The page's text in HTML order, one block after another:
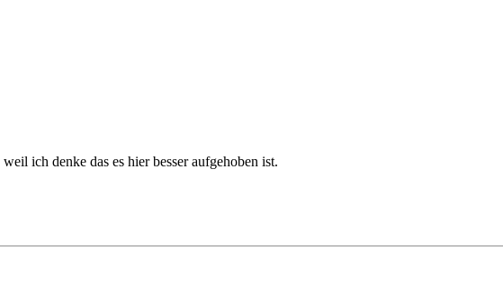
ich denke das es hier besser aufgehoben ist.